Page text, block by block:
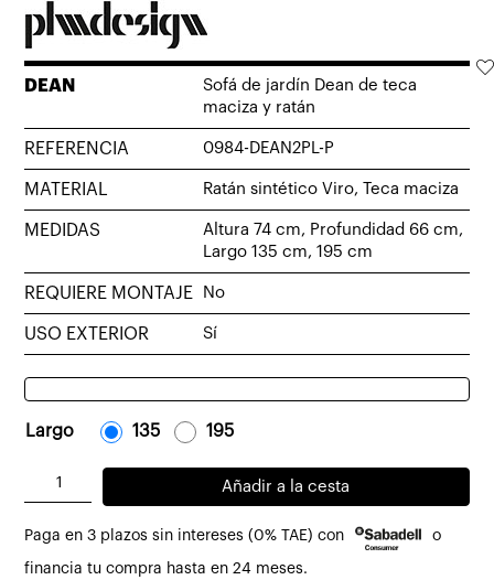
DEAN
Sofá de jardín Dean de teca
maciza y ratán
REFERENCIA 0984-DEAN2PL-P
MATERIAL Ratán sintético Viro, Teca maciza
MEDIDAS
Altura 74 cm, Profundidad 66 cm,
Largo 135 cm, 195 cm
REQUIERE MONTAJE No
USO EXTERIOR Sí
Largo - 135- - 195-
Sofá
jardín
Dean
Añadir a la cesta
Paga en 3 plazos sin intereses (0% TAE) con o
financia tu compra hasta en 24 meses.